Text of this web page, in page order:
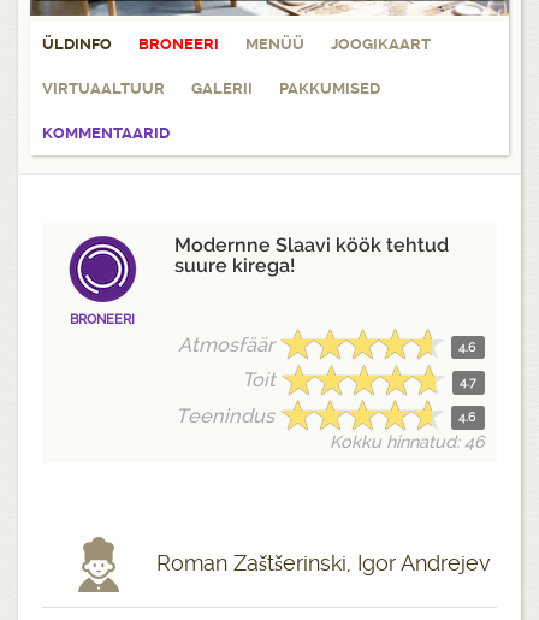
ÜLDINFO BRONEERI MENÜÜ JOOGIKAART
VIRTUAALTUUR GALERII PAKKUMISED
KOMMENTAARID
BRONEERI
Modernne Slaavi köök tehtud
suure kirega!
Atmosfäär 4.6
Toit 4.7
Teenindus 4.6
Kokku hinnatud: 46
Roman Zaštšerinski, Igor Andrejev